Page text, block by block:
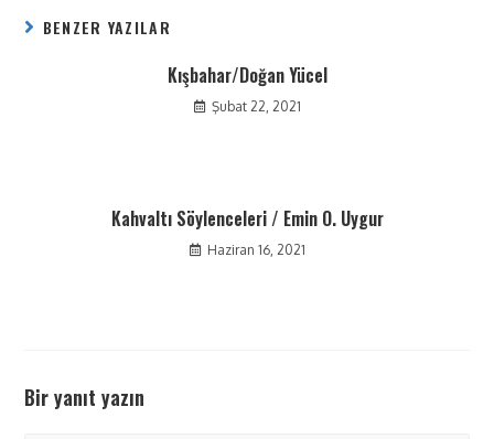
BENZER YAZILAR
Kışbahar/Doğan Yücel
Şubat 22, 2021
Kahvaltı Söylenceleri / Emin O. Uygur
Haziran 16, 2021
Bir yanıt yazın